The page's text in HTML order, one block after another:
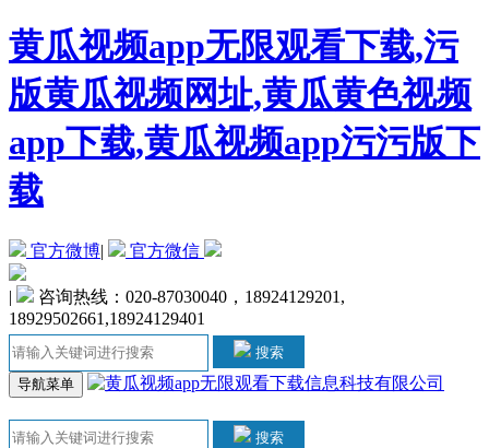
黄瓜视频app无限观看下载,污
版黄瓜视频网址,黄瓜黄色视频
app下载,黄瓜视频app污污版下
载
官方微博| 官方微信
|
咨询热线：020-87030040，18924129201,
18929502661,18924129401
搜索
导航菜单
搜索